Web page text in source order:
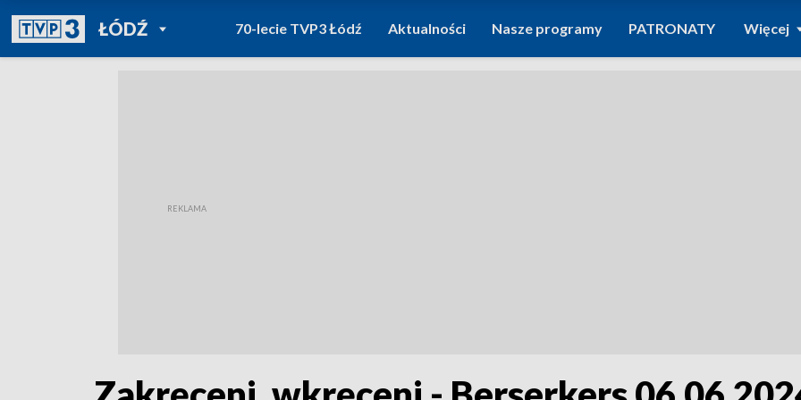
ŁÓDŹPOWRÓT DO
TVP REGIONY
70-lecie TVP3 Łódź Aktualności Nasze programy PATRONATY Więcej